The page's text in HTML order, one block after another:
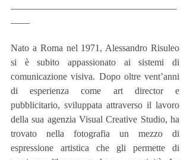
Nato a Roma nel 1971, Alessandro Risuleo
si è subito appassionato ai sistemi di
comunicazione visiva. Dopo oltre vent’anni
di esperienza come art director e
pubblicitario, sviluppata attraverso il lavoro
della sua agenzia Visual Creative Studio, ha
trovato nella fotografia un mezzo di
espressione artistica che gli permette di